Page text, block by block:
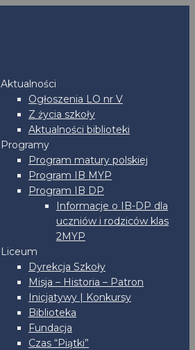
Aktualności
Ogłoszenia LO nr V
Z życia szkoły
Aktualności biblioteki
Programy
Program matury polskiej
Program IB MYP
Program IB DP
Informacje o IB-DP dla
uczniów i rodziców klas
2MYP
Liceum
Dyrekcja Szkoły
Misja – Historia – Patron
Inicjatywy | Konkursy
Biblioteka
Fundacja
Czas “Piątki”